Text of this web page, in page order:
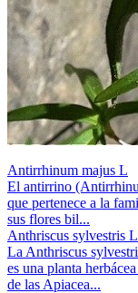
Antirrhinum majus L
El antirrino
que pertenece a la
sus flores bil...
Anthriscus sylvestris L
La Anthriscus
es una planta
de las Apiacea...